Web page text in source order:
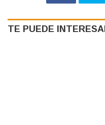
TE PUEDE